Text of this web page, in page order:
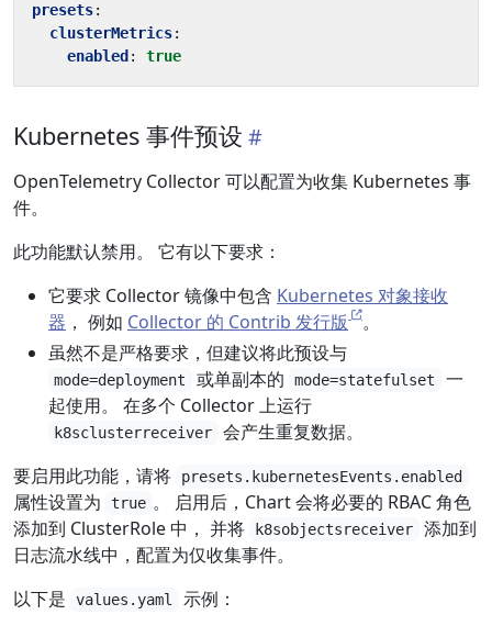
presets:
clusterMetrics:
enabled : true
Kubernetes 事件预设
OpenTelemetry Collector 可以配置为收集 Kubernetes 事
件。
此功能默认禁用。 它有以下要求：
它要求 Collector 镜像中包含 Kubernetes 对象接收
器 ， 例如 Collector 的 Contrib 发行版
。
虽然不是严格要求，但建议将此预设与
mode=deployment 或单副本的 mode=statefulset
一
起使用。 在多个 Collector 上运行
k8sclusterreceiver
会产生重复数据。
要启用此功能，请将
presets.kubernetesEvents.enabled
属性设置为 true 。 启用后，Chart 会将必要的 RBAC 角色
添加到 ClusterRole 中， 并将
k8sobjectsreceiver
添加到
日志流水线中，配置为仅收集事件。
以下是
values.yaml 示例：